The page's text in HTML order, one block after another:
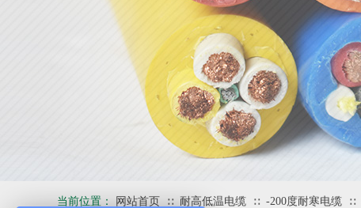
网站首页 ∷ 耐高低温电缆 ∷ -200度耐寒电缆 ∷
当前位置：